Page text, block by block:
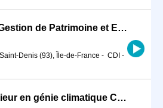
Consultant Data - Gestion de Patrimoine et Efficacité Energétique H/F
Denis (93), Île-de-France - CDI -
Consultant - Ingénieur en génie climatique CVCD PB H/F